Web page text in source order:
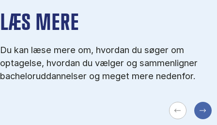
LÆS MERE
Du kan læse mere om, hvordan du søger om
optagelse, hvordan du vælger og sammenligner
bacheloruddannelser og meget mere nedenfor.